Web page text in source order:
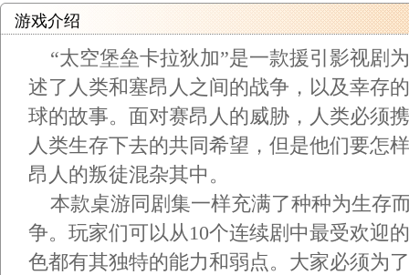
游戏介绍
“太空堡垒卡拉狄加”是一款援引影视剧
述了人类和塞昂人之间的战争，以及幸存
球的故事。面对赛昂人的威胁，人类必须
人类生存下去的共同希望，但是他们要怎
昂人的叛徒混杂其中。
本款桌游同剧集一样充满了种种为生存
争。玩家们可以从10个连续剧中最受欢迎
色都有其独特的能力和弱点。大家必须为